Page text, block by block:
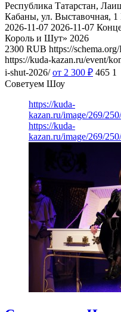
Республика Татарстан,
Кабаны, ул. Выставочная, 1
2026-11-07 2026-11-07
Король и Шут» 2026
2300 RUB https://
https://kuda-kazan.ru/event/
i-shut-2026/ от 2 300 ₽ 465 1
Советуем Шоу
https://kuda-
kazan.ru/image/269/
https://kuda-
kazan.ru/image/269/